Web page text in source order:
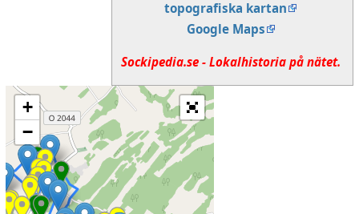
topografiska kartan
Google Maps
Sockipedia.se - Lokalhistoria på nätet.
+
−